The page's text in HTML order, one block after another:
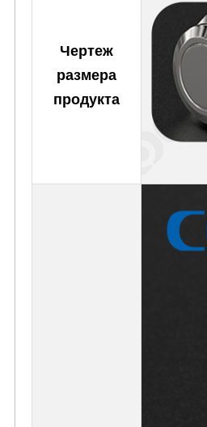
Чертеж
размера
продукта